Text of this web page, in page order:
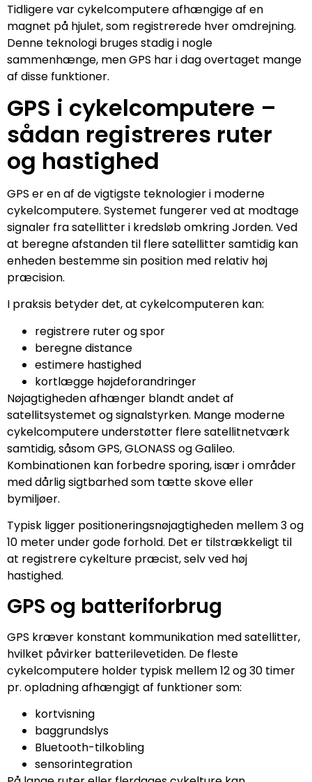
Tidligere var cykelcomputere afhængige af en
magnet på hjulet, som registrerede hver omdrejning.
Denne teknologi bruges stadig i nogle
sammenhænge, men GPS har i dag overtaget mange
af disse funktioner.
GPS i cykelcomputere –
sådan registreres ruter
og hastighed
GPS er en af de vigtigste teknologier i moderne
cykelcomputere. Systemet fungerer ved at modtage
signaler fra satellitter i kredsløb omkring Jorden. Ved
at beregne afstanden til flere satellitter samtidig kan
enheden bestemme sin position med relativ høj
præcision.
I praksis betyder det, at cykelcomputeren kan:
registrere ruter og spor
beregne distance
estimere hastighed
kortlægge højdeforandringer
Nøjagtigheden afhænger blandt andet af
satellitsystemet og signalstyrken. Mange moderne
cykelcomputere understøtter flere satellitnetværk
samtidig, såsom GPS, GLONASS og Galileo.
Kombinationen kan forbedre sporing, især i områder
med dårlig sigtbarhed som tætte skove eller
bymiljøer.
Typisk ligger positioneringsnøjagtigheden mellem 3 og
10 meter under gode forhold. Det er tilstrækkeligt til
at registrere cykelture præcist, selv ved høj
hastighed.
GPS og batteriforbrug
GPS kræver konstant kommunikation med satellitter,
hvilket påvirker batterilevetiden. De fleste
cykelcomputere holder typisk mellem 12 og 30 timer
pr. opladning afhængigt af funktioner som:
kortvisning
baggrundslys
Bluetooth-tilkobling
sensorintegration